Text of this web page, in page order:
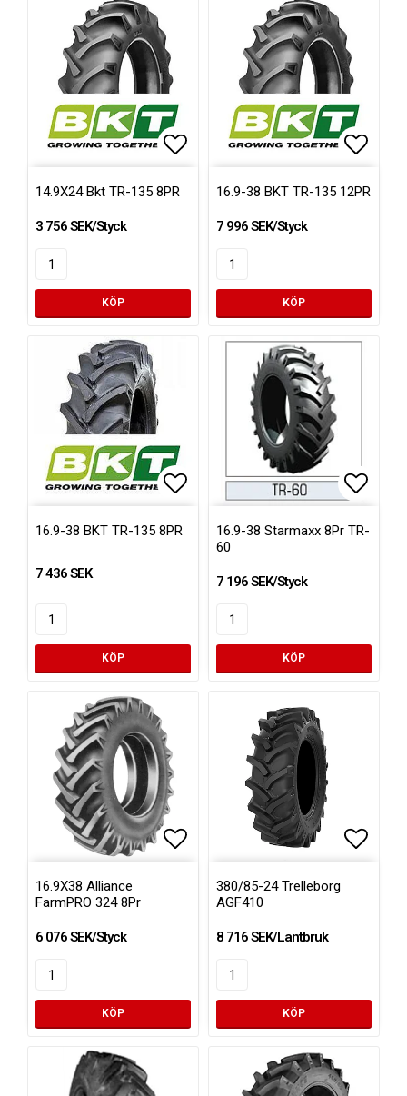
14.9X24 Bkt TR-135 8PR
3 756 SEK/Styck
KÖP
16.9-38 BKT TR-135 12PR
7 996 SEK/Styck
KÖP
Lägg till i favoritlistan
16.9-38 BKT TR-135 8PR
7 436 SEK
KÖP
Lägg
16.9-38 Starmaxx 8Pr TR-
60
7 196 SEK/Styck
KÖP
Lägg till i favoritlistan
16.9X38 Alliance
FarmPRO 324 8Pr
6 076 SEK/Styck
KÖP
380/85-24 Trelleborg
AGF410
8 716 SEK/Lantbruk
KÖP